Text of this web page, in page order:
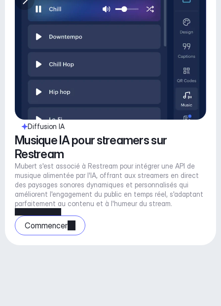
Diffusion IA
Musique IA pour streamers sur
Restream
Mubert s'est associé à Restream pour intégrer une API de
musique alimentée par l'IA, offrant aux streamers en direct
des paysages sonores dynamiques et personnalisés qui
améliorent l'engagement du public en temps réel, s'adaptant
parfaitement au contenu et à l'humeur du stream.
Commencer